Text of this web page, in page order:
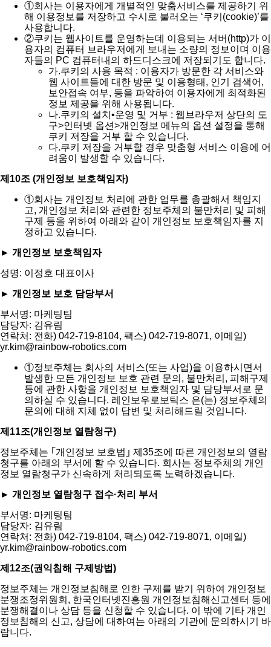
①회사는 이용자에게 개별적인 맞춤서비스를 제공하기 위
해 이용정보를 저장하고 수시로 불러오는 ‘쿠키(cookie)’를
사용합니다.
②쿠키는 웹사이트를 운영하는데 이용되는 서버(http)가 이
용자의 컴퓨터 브라우저에게 보내는 소량의 정보이며 이용
자들의 PC 컴퓨터내의 하드디스크에 저장되기도 합니다.
가.쿠키의 사용 목적 : 이용자가 방문한 각 서비스와
웹 사이트들에 대한 방문 및 이용형태, 인기 검색어,
보안접속 여부, 등을 파악하여 이용자에게 최적화된
정보 제공을 위해 사용됩니다.
나.쿠키의 설치•운영 및 거부 : 웹브라우저 상단의 도
구>인터넷 옵션>개인정보 메뉴의 옵션 설정을 통해
쿠키 저장을 거부 할 수 있습니다.
다.쿠키 저장을 거부할 경우 맞춤형 서비스 이용에 어
려움이 발생할 수 있습니다.
제10조 (개인정보 보호책임자)
①회사는 개인정보 처리에 관한 업무를 총괄해서 책임지
고, 개인정보 처리와 관련한 정보주체의 불만처리 및 피해
구제 등을 위하여 아래와 같이 개인정보 보호책임자를 지
정하고 있습니다.
► 개인정보 보호책임자
성명: 이정호 대표이사
► 개인정보 보호 담당부서
부서명: 마케팅팀
담당자: 김유림
연락처: 전화) 042-719-8104, 팩스) 042-719-8071, 이메일)
yr.kim@rainbow-robotics.com
①정보주체는 회사의 서비스(또는 사업)을 이용하시면서
발생한 모든 개인정보 보호 관련 문의, 불만처리, 피해구제
등에 관한 사항을 개인정보 보호책임자 및 담당부서로 문
의하실 수 있습니다. 레인보우로보틱스 은(는) 정보주체의
문의에 대해 지체 없이 답변 및 처리해드릴 것입니다.
제11조(개인정보 열람청구)
정보주체는 ｢개인정보 보호법｣ 제35조에 따른 개인정보의 열람
청구를 아래의 부서에 할 수 있습니다. 회사는 정보주체의 개인
정보 열람청구가 신속하게 처리되도록 노력하겠습니다.
► 개인정보 열람청구 접수·처리 부서
부서명: 마케팅팀
담당자: 김유림
연락처: 전화) 042-719-8104, 팩스) 042-719-8071, 이메일)
yr.kim@rainbow-robotics.com
제12조(권익침해 구제방법)
정보주체는 개인정보침해로 인한 구제를 받기 위하여 개인정보
분쟁조정위원회, 한국인터넷진흥원 개인정보침해신고센터 등에
분쟁해결이나 상담 등을 신청할 수 있습니다. 이 밖에 기타 개인
정보침해의 신고, 상담에 대하여는 아래의 기관에 문의하시기 바
랍니다.